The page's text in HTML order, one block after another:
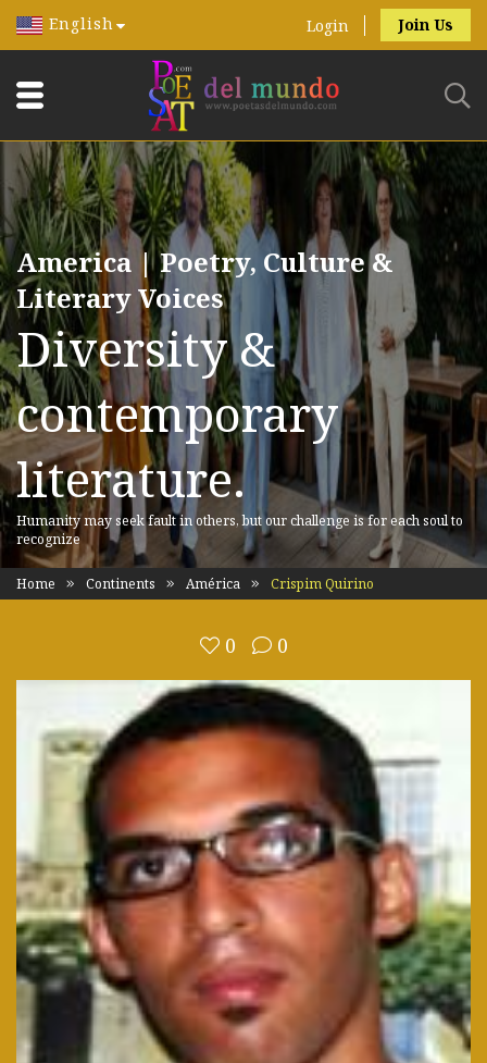
English Login Join Us
America | Poetry, Culture &
Literary Voices
Diversity &
contemporary
literature.
Humanity may seek fault in others, but our challenge is for each soul to
recognize
Home Continents América Crispim Quirino
0 0